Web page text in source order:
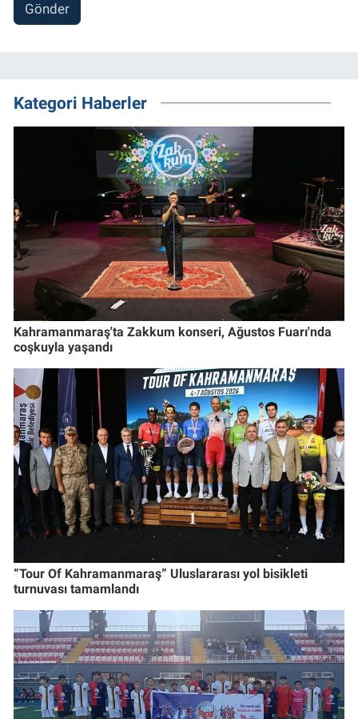
Gönder
Kategori Haberler
Kahramanmaraş'ta Zakkum konseri, Ağustos Fuarı'nda
coşkuyla yaşandı
“Tour Of Kahramanmaraş” Uluslararası yol bisikleti
turnuvası tamamlandı